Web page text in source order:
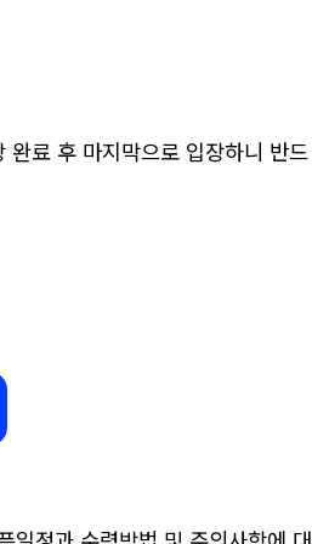
료 후 마지막으로 입장하니 반드